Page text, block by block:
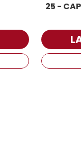
25 -